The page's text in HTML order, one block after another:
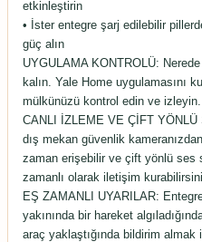
etkinleştirin
• İster entegre şarj edilebilir
güç alın
UYGULAMA KONTROLÜ:
kalın. Yale Home uygulamasını
mülkünüzü kontrol edin ve
CANLI İZLEME VE ÇİFT YÖNLÜ
dış mekan güvenlik
zaman erişebilir ve çift yönlü ses
zamanlı olarak iletişim
EŞ ZAMANLI UYARILAR:
yakınında bir hareket
araç yaklaştığında bildirim